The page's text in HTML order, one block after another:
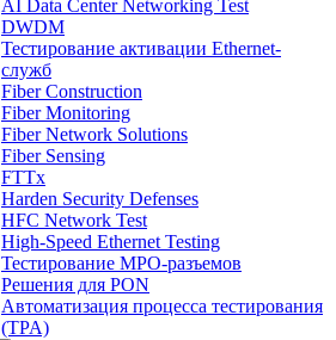
AI Data Center Networking Test
DWDM
Тестирование активации Ethernet-
служб
Fiber Construction
Fiber Monitoring
Fiber Network Solutions
Fiber Sensing
FTTx
Harden Security Defenses
HFC Network Test
High-Speed Ethernet Testing
Тестирование МРО-разъемов
Решения для PON
Автоматизация процесса тестирования
(TPA)